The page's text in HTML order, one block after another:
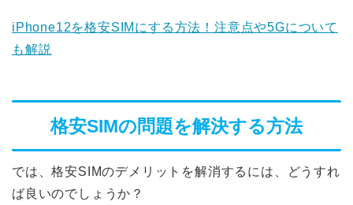
iPhone12を格安SIMにする方法！注意点や5Gについて
も解説
格安SIMの問題を解決する方法
では、格安SIMのデメリットを解消するには、どうすれ
ば良いのでしょうか？